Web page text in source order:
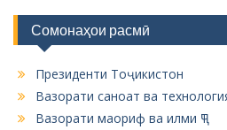
i
o
n
Сомонаҳои расмӣ
Президенти Тоҷикистон
Вазорати саноат ва
Вазорати маориф ва илми ҶТ